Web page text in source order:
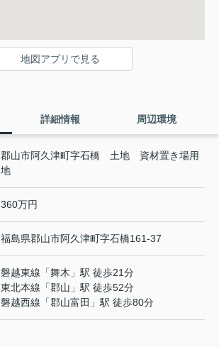
地図アプリで見る
詳細情報 周辺環境
郡山市阿久津町字石橋 土地 資材置き場用
地
360万円
福島県郡山市阿久津町字石橋161-37
磐越東線 「舞木 」駅 徒歩21分
東北本線 「郡山 」駅 徒歩52分
磐越西線 「郡山富田 」駅 徒歩80分